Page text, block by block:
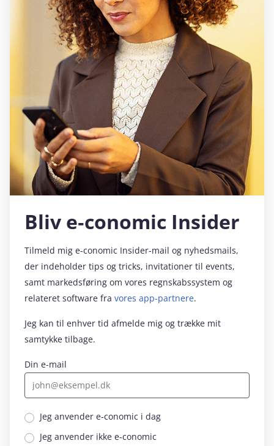
Bliv e‑conomic Insider
Tilmeld mig e‑conomic Insider-mail og nyhedsmails,
der indeholder tips og tricks, invitationer til events,
samt markedsføring om vores regnskabssystem og
relateret software fra vores app-partnere.
Jeg kan til enhver tid afmelde mig og trække mit
samtykke tilbage.
Din e-mail
Jeg anvender e‑conomic i dag
Jeg anvender ikke e‑conomic